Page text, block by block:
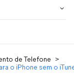
de Telefone
>
o iPhone sem o